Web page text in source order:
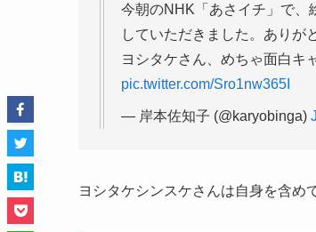
今朝のNHK「あさイチ」で、
していただきました。ありが
ヨシタケさん、めちゃ面白キ
pic.twitter.com/Sro1nw365I
— 岸本佐知子 (@karyobinga)
ヨシタケシンスケさんは自身を含めて